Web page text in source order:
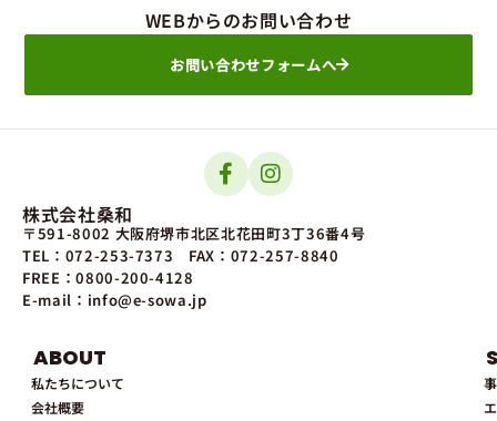
WEBからのお問い合わせ
お問い合わせフォームへ
株式会社桑和
〒591-8002 大阪府堺市北区北花田町3丁36番4号
TEL：072-253-7373 FAX：072-257-8840
FREE：0800-200-4128
E-mail：info@e-sowa.jp
ABOUT
私たちについて
会社概要